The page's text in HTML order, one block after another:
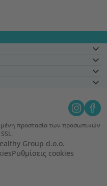
προστασία των προσωπικών
Group d.o.o.
Ρυθμίσεις cookies